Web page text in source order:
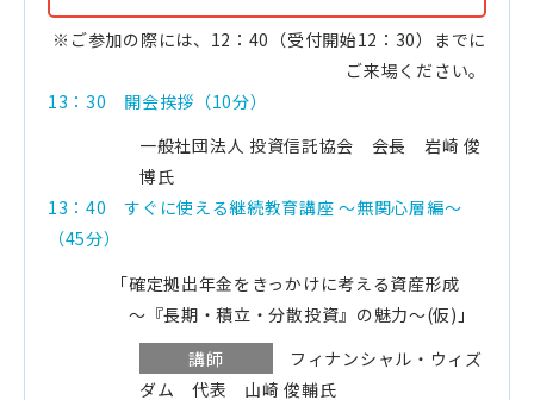
※ご参加の際には、12：40（受付開始12：30）までに
ご来場ください。
13：30 開会挨拶（10分）
一般社団法人 投資信託協会 会長 岩崎 俊
博氏
13：40 すぐに使える継続教育講座 ～無関心層編～
（45分）
「確定拠出年金をきっかけに考える資産形成
～『長期・積立・分散投資』の魅力～(仮)」
講師
フィナンシャル・ウィズ
ダム 代表 山崎 俊輔氏